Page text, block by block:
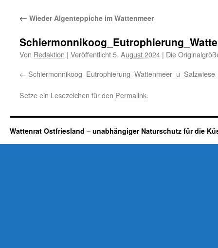
← Wieder Algenteppiche im Wattenmeer
Von Redaktion | Veröffentlicht5. August 2024 | Die
Setze ein Lesezeichen für den Permalink.
Wattenrat Ostfriesland – unabhängiger Naturschutz für die